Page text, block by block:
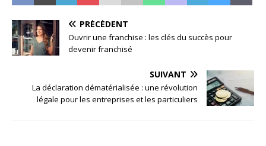
PRÉCÉDENT
Ouvrir une franchise : les clés du succès pour
devenir franchisé
SUIVANT
La déclaration dématérialisée : une révolution
légale pour les entreprises et les particuliers